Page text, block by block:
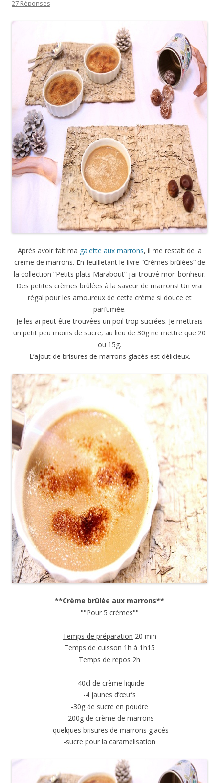
27 Réponses
Après avoir fait ma galette aux marrons, il me restait de la
crème de marrons. En feuilletant le livre “Crèmes brûlées” de
la collection “Petits plats Marabout” j’ai trouvé mon bonheur.
Des petites crèmes brûlées à la saveur de marrons! Un vrai
régal pour les amoureux de cette crème si douce et
parfumée.
Je les ai peut être trouvées un poil trop sucrées. Je mettrais
un petit peu moins de sucre, au lieu de 30g ne mettre que 20
ou 15g.
L’ajout de brisures de marrons glacés est délicieux.
**Crème brûlée aux marrons**
°°Pour 5 crèmes°°
Temps de préparation 20 min
Temps de cuisson 1h à 1h15
Temps de repos 2h
-40cl de crème liquide
-4 jaunes d’œufs
-30g de sucre en poudre
-200g de crème de marrons
-quelques brisures de marrons glacés
-sucre pour la caramélisation